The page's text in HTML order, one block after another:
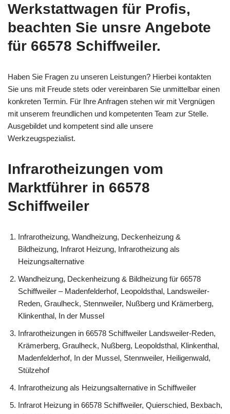
Werkstattwagen für Profis,
beachten Sie unsre Angebote
für 66578 Schiffweiler.
Haben Sie Fragen zu unseren Leistungen? Hierbei kontakten
Sie uns mit Freude stets oder vereinbaren Sie unmittelbar einen
konkreten Termin. Für Ihre Anfragen stehen wir mit Vergnügen
mit unserem freundlichen und kompetenten Team zur Stelle.
Ausgebildet und kompetent sind alle unsere
Werkzeugspezialist.
Infrarotheizungen vom
Marktführer in 66578
Schiffweiler
Infrarotheizung, Wandheizung, Deckenheizung &
Bildheizung, Infrarot Heizung, Infrarotheizung als
Heizungsalternative
Wandheizung, Deckenheizung & Bildheizung für 66578
Schiffweiler – Madenfelderhof, Leopoldsthal, Landsweiler-
Reden, Graulheck, Stennweiler, Nußberg und Krämerberg,
Klinkenthal, In der Mussel
Infrarotheizungen in 66578 Schiffweiler Landsweiler-Reden,
Krämerberg, Graulheck, Nußberg, Leopoldsthal, Klinkenthal,
Madenfelderhof, In der Mussel, Stennweiler, Heiligenwald,
Stülzehof
Infrarotheizung als Heizungsalternative in Schiffweiler
Infrarot Heizung in 66578 Schiffweiler, Quierschied, Bexbach,